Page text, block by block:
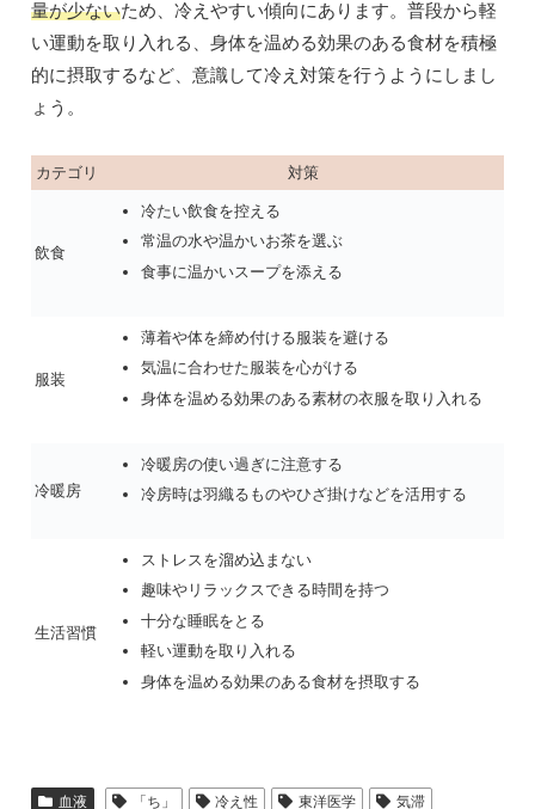
量が少ないため、冷えやすい傾向にあります。普段から軽
い運動を取り入れる、身体を温める効果のある食材を積極
的に摂取するなど、意識して冷え対策を行うようにしまし
ょう。
カテゴリ 対策
飲食
冷たい飲食を控える
常温の水や温かいお茶を選ぶ
食事に温かいスープを添える
服装
薄着や体を締め付ける服装を避ける
気温に合わせた服装を心がける
身体を温める効果のある素材の衣服を取り入れる
冷暖房
冷暖房の使い過ぎに注意する
冷房時は羽織るものやひざ掛けなどを活用する
生活習慣
ストレスを溜め込まない
趣味やリラックスできる時間を持つ
十分な睡眠をとる
軽い運動を取り入れる
身体を温める効果のある食材を摂取する
血液 「ち」 冷え性 東洋医学
気滞